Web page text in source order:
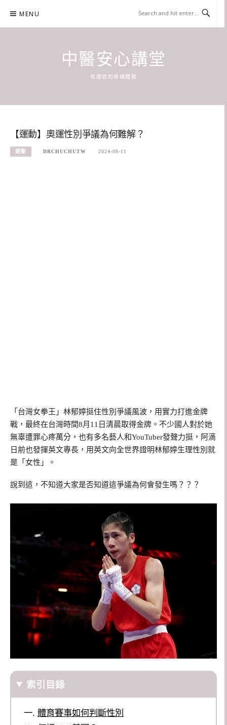
content
MENU
中醫安心講堂
有療效的疼痛體驗
【運動】奧運性別爭議為何難解？
運動 DRCHUCHUTW 2024-08-11
「台灣女拳王」林郁婷挺住性別爭議風波，用實力打進金牌
戰，最終在台灣時間8月11日清晨取得金牌。不少國人對於她
無辜遭罪心疼萬分，也有多名藝人和YouTuber發聲力挺，阿滴
日前也發揮英文專長，用英文向全世界證明林郁婷生理性別就
是「女性」。
說到這，不知道大家是否知道這爭議為何會發生嗎？？？
索引目錄
體育賽事如何判斷性別